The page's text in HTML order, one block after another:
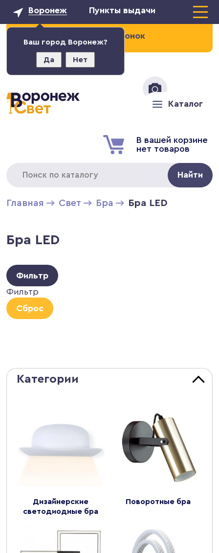
Воронеж
Ваш город Воронеж?
Да Нет
Пункты выдачи
Заказать звонок
+7 (473) 211-02-93
Каталог
В вашей корзине
нет товаров
Найти
Главная Свет Бра Бра LED
Бра LED
Фильтр
Фильтр
Сброс
Категории
Дизайнерские
светодиодные бра
Поворотные бра